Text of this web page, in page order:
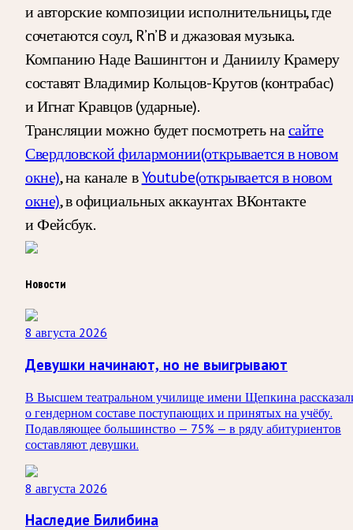
и авторские композиции исполнительницы, где
сочетаются соул, R’n’B и джазовая музыка.
Компанию Наде Вашингтон и Даниилу Крамеру
составят Владимир Кольцов-Крутов (контрабас)
и Игнат Кравцов (ударные).
Трансляции можно будет посмотреть насайте
Свердловской филармонии(открывается в новом
окне), на канале вYoutube(открывается в новом
окне), в официальных аккаунтах ВКонтакте
и Фейсбук.
Новости
8 августа 2026
Девушки начинают, но не выигрывают
В Высшем театральном училище имени Щепкина
о гендерном составе поступающих и принятых на учёбу.
Подавляющее большинство — 75% — в ряду абитуриентов
составляют девушки.
8 августа 2026
Наследие Билибина